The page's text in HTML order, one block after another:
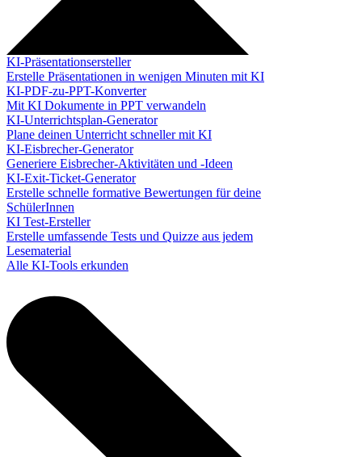
KI-Präsentationsersteller
Erstelle Präsentationen in wenigen Minuten mit KI
KI-PDF-zu-PPT-Konverter
Mit KI Dokumente in PPT verwandeln
KI-Unterrichtsplan-Generator
Plane deinen Unterricht schneller mit KI
KI-Eisbrecher-Generator
Generiere Eisbrecher-Aktivitäten und -Ideen
KI-Exit-Ticket-Generator
Erstelle schnelle formative Bewertungen für deine
SchülerInnen
KI Test-Ersteller
Erstelle umfassende Tests und Quizze aus jedem
Lesematerial
Alle KI-Tools erkunden